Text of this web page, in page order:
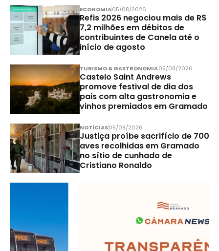
ECONOMIA05/08/2026
Refis 2026 negociou mais de R$
7,2 milhões em débitos de
contribuintes de Canela até o
início de agosto
TURISMO & GASTRONOMIA05/08/2026
Castelo Saint Andrews
promove festival de dia dos
pais com alta gastronomia e
vinhos premiados em Gramado
NOTÍCIAS05/08/2026
Justiça proíbe sacrifício de 700
aves recolhidas em Gramado
no sítio de cunhado de
Cristiano Ronaldo